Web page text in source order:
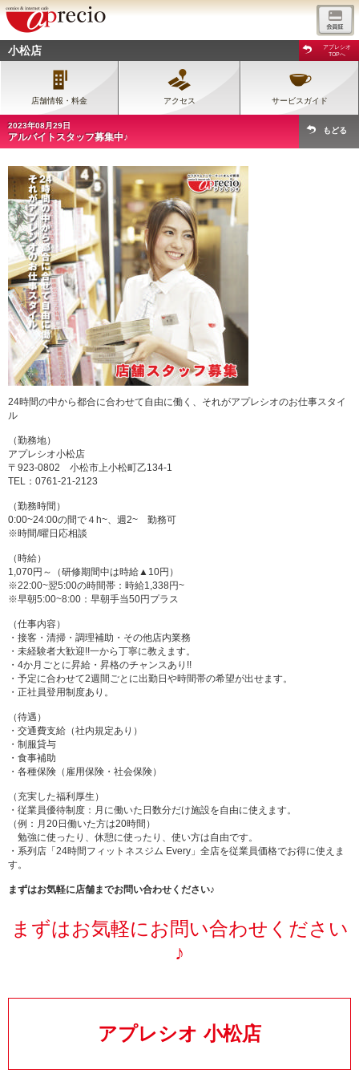
小松店
アプレシオ
TOPへ
店舗情報・料金 アクセス サービスガイド
2023年08月29日
アルバイトスタッフ募集中♪
もどる
24時間の中から都合に合わせて自由に働く、それがアプレシオのお仕事スタイ
ル
（勤務地）
アプレシオ小松店
〒923-0802 小松市上小松町乙134-1
TEL：0761-21-2123
（勤務時間）
0:00~24:00の間で４h~、週2~ 勤務可
※時間/曜日応相談
（時給）
1,070円～（研修期間中は時給▲10円）
※22:00~翌5:00の時間帯：時給1,338円~
※早朝5:00~8:00：早朝手当50円プラス
（仕事内容）
・接客・清掃・調理補助・その他店内業務
・未経験者大歓迎!!一から丁寧に教えます。
・4か月ごとに昇給・昇格のチャンスあり!!
・予定に合わせて2週間ごとに出勤日や時間帯の希望が出せます。
・正社員登用制度あり。
（待遇）
・交通費支給（社内規定あり）
・制服貸与
・食事補助
・各種保険（雇用保険・社会保険）
（充実した福利厚生）
・従業員優待制度：月に働いた日数分だけ施設を自由に使えます。
（例：月20日働いた方は20時間）
勉強に使ったり、休憩に使ったり、使い方は自由です。
・系列店「24時間フィットネスジム Every」全店を従業員価格でお得に使えま
す。
まずはお気軽に店舗までお問い合わせください♪
まずはお気軽にお問い合わせください
♪
アプレシオ 小松店